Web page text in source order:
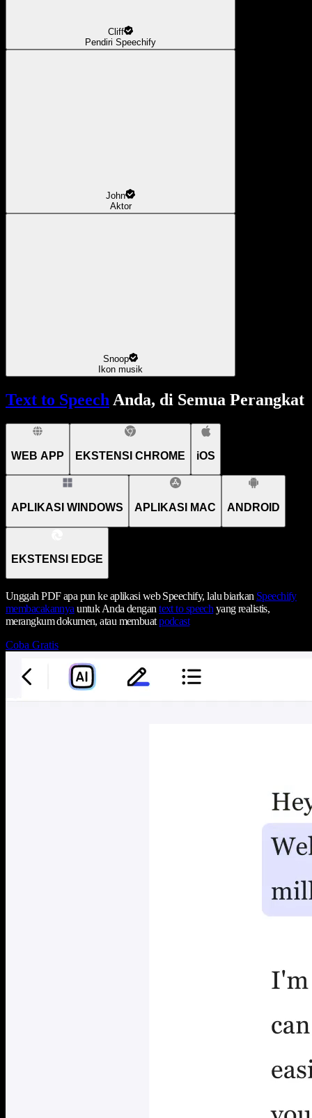
Cliff
Pendiri Speechify
John
Aktor
Snoop
Ikon musik
Text to SpeechAnda, di Semua Perangkat
WEB APP EKSTENSI CHROME iOS
APLIKASI WINDOWS APLIKASI MAC ANDROID
EKSTENSI EDGE
Unggah PDF apa pun ke aplikasi web Speechify, lalu biarkan Speechify
membacakannya untuk Anda dengantext to speech yang realistis,
merangkum dokumen, atau membuatpodcast
Coba Gratis